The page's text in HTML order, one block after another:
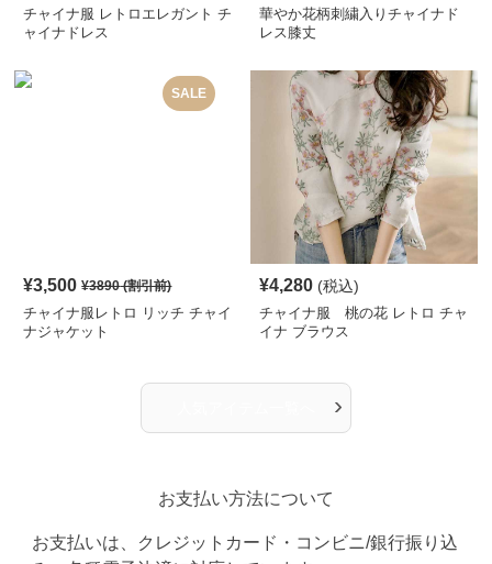
チャイナ服 レトロエレガント チ
ャイナドレス
華やか花柄刺繍入りチャイナド
レス膝丈
SALE
¥3,500 ¥3890(割引前)
チャイナ服レトロ リッチ チャイ
ナジャケット
¥4,280 (税込)
チャイナ服 桃の花 レトロ チャ
イナ ブラウス
›
お支払い方法について
お支払いは、クレジットカード・コンビニ/銀行振り込